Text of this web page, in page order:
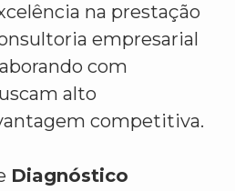
na prestação
empresarial
com
alto
competitiva.
Diagnóstico